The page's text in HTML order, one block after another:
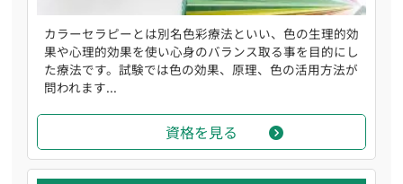
カラーセラピーとは別名色彩療法といい、色の生理的効
果や心理的効果を使い心身のバランス取る事を目的にし
た療法です。試験では色の効果、原理、色の活用方法が
問われます...
資格を見る